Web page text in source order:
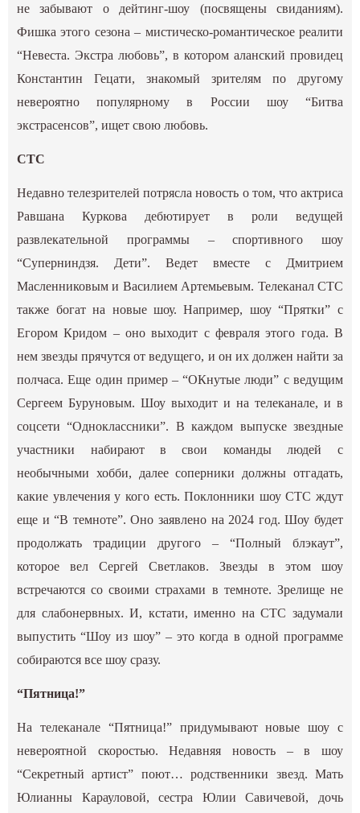
не забывают о дейтинг-шоу (посвящены свиданиям).
Фишка этого сезона – мистическо-романтическое реалити
“Невеста. Экстра любовь”, в котором аланский провидец
Константин Гецати, знакомый зрителям по другому
невероятно популярному в России шоу “Битва
экстрасенсов”, ищет свою любовь.
СТС
Недавно телезрителей потрясла новость о том, что актриса
Равшана Куркова дебютирует в роли ведущей
развлекательной программы – спортивного шоу
“Суперниндзя. Дети”. Ведет вместе с Дмитрием
Масленниковым и Василием Артемьевым. Телеканал СТС
также богат на новые шоу. Например, шоу “Прятки” с
Егором Кридом – оно выходит с февраля этого года. В
нем звезды прячутся от ведущего, и он их должен найти за
полчаса. Еще один пример – “ОКнутые люди” с ведущим
Сергеем Буруновым. Шоу выходит и на телеканале, и в
соцсети “Одноклассники”. В каждом выпуске звездные
участники набирают в свои команды людей с
необычными хобби, далее соперники должны отгадать,
какие увлечения у кого есть. Поклонники шоу СТС ждут
еще и “В темноте”. Оно заявлено на 2024 год. Шоу будет
продолжать традиции другого – “Полный блэкаут”,
которое вел Сергей Светлаков. Звезды в этом шоу
встречаются со своими страхами в темноте. Зрелище не
для слабонервных. И, кстати, именно на СТС задумали
выпустить “Шоу из шоу” – это когда в одной программе
собираются все шоу сразу.
“Пятница!”
На телеканале “Пятница!” придумывают новые шоу с
невероятной скоростью. Недавняя новость – в шоу
“Секретный артист” поют… родственники звезд. Мать
Юлианны Карауловой, сестра Юлии Савичевой, дочь